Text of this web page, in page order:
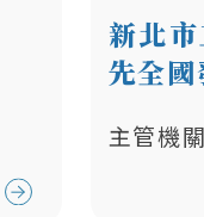
新北
先全
主管機